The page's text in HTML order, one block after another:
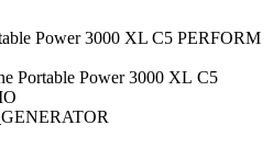
Power 3000 XL C5 PERFORM
Portable Power 3000 XL C5